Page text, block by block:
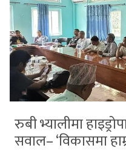
रुबी भ्यालीमा
सवाल– ‘विकासमा